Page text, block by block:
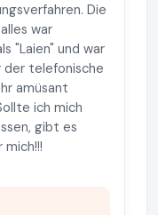
Die
war
"Laien" und war
der telefonische
amüsant
ich mich
gibt es